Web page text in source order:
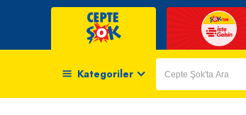
Kategoriler